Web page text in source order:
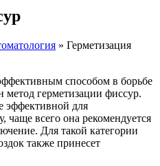
» Герметизация
способом в борьбе
метод герметизации фиссур.
эффективной для
чаще всего она рекомендуется
Для такой категории
также принесет